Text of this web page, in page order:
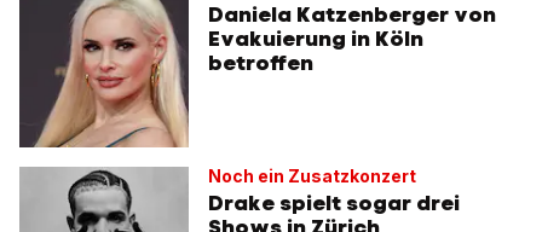
Daniela Katzenberger von
Evakuierung in Köln
betroffen
Noch ein Zusatzkonzert
Drake spielt sogar drei